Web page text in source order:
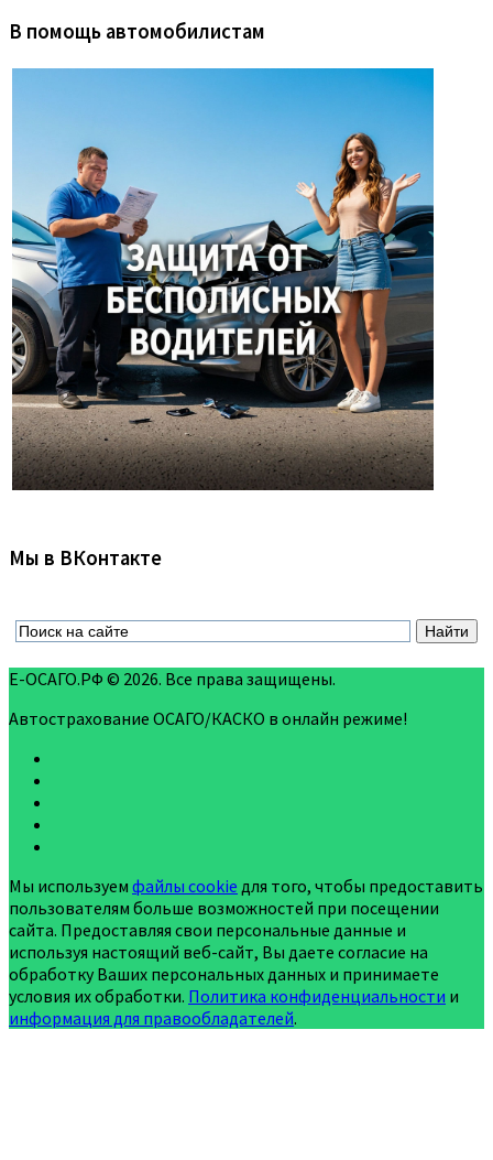
В помощь автомобилистам
Мы в ВКонтакте
Е-ОСАГО.РФ © 2026. Все права защищены.
Автострахование ОСАГО/КАСКО в онлайн режиме!
Мы используем файлы cookie для того, чтобы предоставить
пользователям больше возможностей при посещении
сайта. Предоставляя свои персональные данные и
используя настоящий веб-сайт, Вы даете согласие на
обработку Ваших персональных данных и принимаете
условия их обработки. Политика конфиденциальности и
информация для правообладателей.